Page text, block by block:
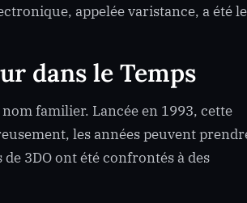
appelée varistance, a été le
dans le Temps
familier. Lancée en 1993, cette
les années peuvent
3DO ont été confrontés à des